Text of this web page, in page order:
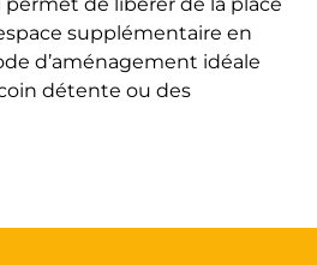
supplémentaire en
d’aménagement idéale
détente ou des